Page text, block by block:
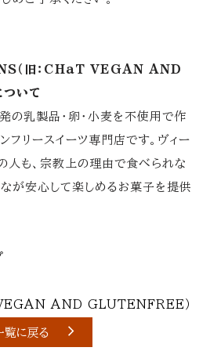
（旧：CHaT VEGAN AND
いて
の乳製品・卵・小麦を不使用で作
フリースイーツ専門店です。ヴィー
人も、宗教上の理由で食べられな
が安心して楽しめるお菓子を提供
AND GLUTENFREE）
覧に戻る